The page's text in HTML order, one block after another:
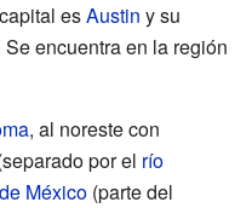
esAustin y su
Se encuentra en la región
, al noreste con
por el río
México (parte del